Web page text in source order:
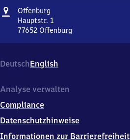
Adresse
Offenburg
Hauptstr. 1
77652 Offenburg
1,
7
6
2
Offenburg
DeutschEnglish
Analyse verwalten
Compliance
Datenschutzhinweise
Informationen zur Barrierefreiheit